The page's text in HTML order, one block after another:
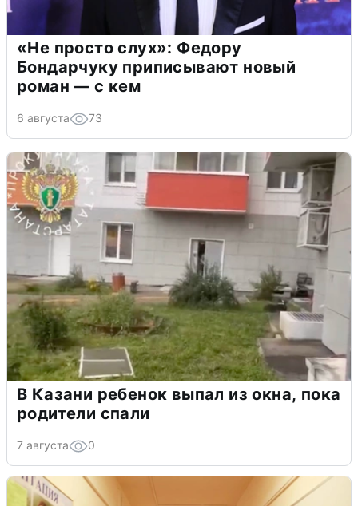
«Не просто слух»: Федору
Бондарчуку приписывают новый
роман — с кем
6 августа 73
В Казани ребенок выпал из окна, пока
родители спали
7 августа 0